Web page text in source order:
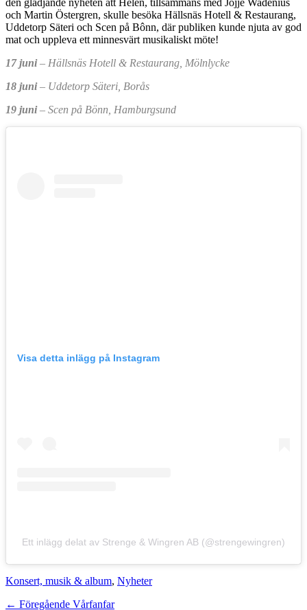
och Martin Östergren, skulle besöka Hällsnäs Hotell & Restaurang,
Uddetorp Säteri och Scen på Bônn, där publiken kunde njuta av god
mat och uppleva ett minnesvärt musikaliskt möte!
17 juni– Hällsnäs Hotell & Restaurang, Mölnlycke
18 juni– Uddetorp Säteri, Borås
19 juni– Scen på Bönn, Hamburgsund
Visa detta inlägg på Instagram
Ett inlägg delat av Strenge & Wingren AB (@strengewingren)
Kategorier
Konsert, musik & album, Nyheter
← Föregående Föregående
Vårfanfar